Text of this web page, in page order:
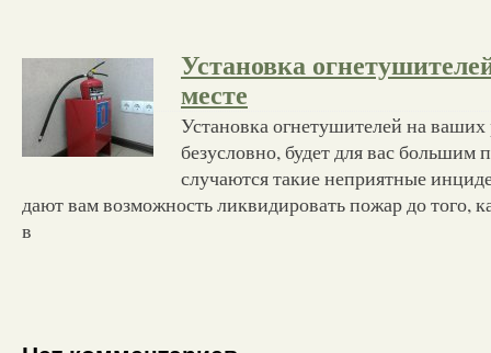
Установка
месте
Установка огнетушителей на ваших
безусловно, будет для вас большим
случаются такие неприятные
дают вам возможность ликвидировать пожар до того,
в